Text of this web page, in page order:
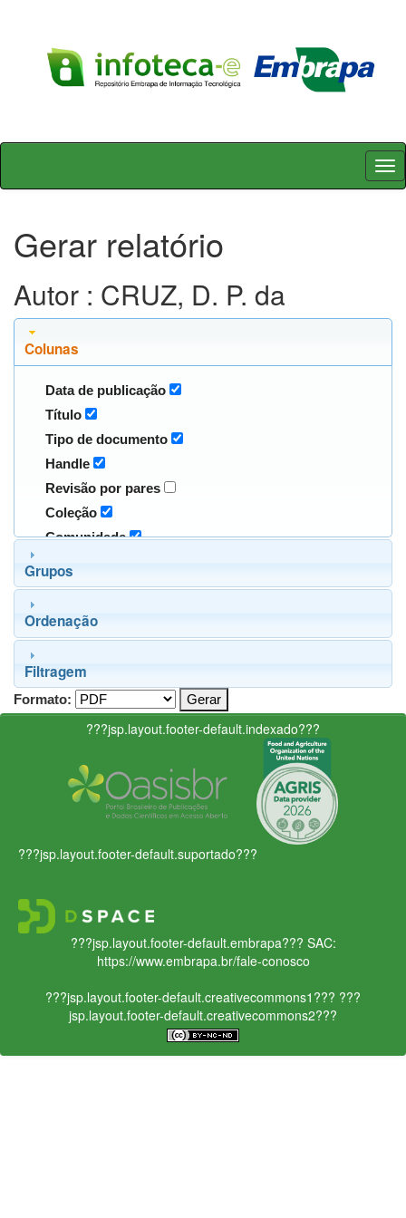
Skip
Gerar relatório
Autor : CRUZ, D. P. da
Colunas
Data de publicação
Título
Tipo de documento
Handle
Revisão por pares
Coleção
Comunidade
Grupos
Ordenação
Filtragem
Formato:
???jsp.layout.footer-default.indexado???
???jsp.layout.footer-default.suportado???
???jsp.layout.footer-default.embrapa??? SAC:
https://www.embrapa.br/fale-conosco
???jsp.layout.footer-default.creativecommons1??? ???
jsp.layout.footer-default.creativecommons2???